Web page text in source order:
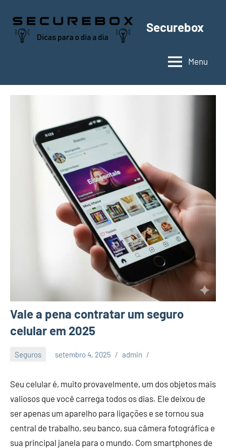
para
Securebox
Menu
Vale a pena contratar um seguro
celular em 2025
Seguros setembro 4, 2025 admin
Seu celular é, muito provavelmente, um dos objetos mais
valiosos que você carrega todos os dias. Ele deixou de
ser apenas um aparelho para ligações e se tornou sua
central de trabalho, seu banco, sua câmera fotográfica e
sua principal janela para o mundo. Com smartphones de